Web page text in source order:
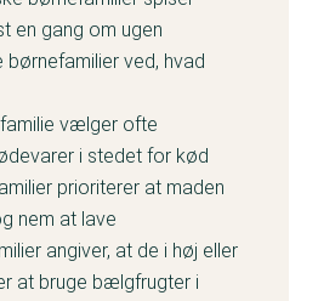
en gang om ugen
børnefamilier ved, hvad
vælger ofte
i stedet for kød
prioriterer at maden
nem at lave
angiver, at de i høj eller
at bruge bælgfrugter i